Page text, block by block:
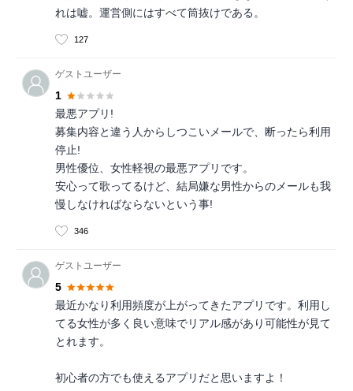
れは嘘。運営側にはすべて筒抜けである。
127
ゲストユーザー
1
最悪アプリ!
募集内容と違う人からしつこいメールで、断ったら利用
停止!
男性優位、女性軽視の最悪アプリです。
安心って歌ってるけど、結局嫌な男性からのメールも我
慢しなければならないという事!
346
ゲストユーザー
5
最近かなり利用頻度が上がってきたアプリです。利用し
てる女性が多く良い意味でリアル感があり可能性が見て
とれます。
初心者の方でも使えるアプリだと思いますよ！